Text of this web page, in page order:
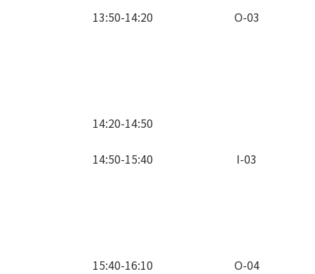
13:50-14:20
O-03
14:20-14:50
14:50-15:40
I-03
15:40-16:10
O-04